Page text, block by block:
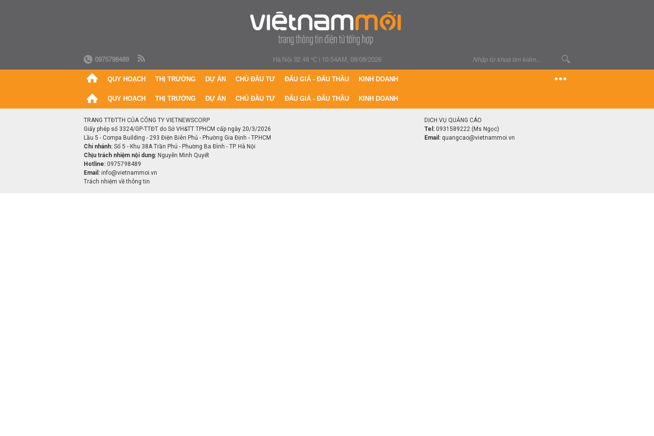
0975798489 Hà Nội 32.48 °C| 10:54AM, 08/08/2026
QUY HOẠCH THỊ TRƯỜNG DỰ ÁN CHỦ ĐẦU TƯ ĐẤU GIÁ - ĐẤU THẦU KINH DOANH
QUY HOẠCH THỊ TRƯỜNG DỰ ÁN CHỦ ĐẦU TƯ ĐẤU GIÁ - ĐẤU THẦU KINH DOANH
TRANG TTĐTTH CỦA CÔNG TY VIETNEWSCORP
Giấy phép số 3324/GP-TTĐT do Sở VH&TT TPHCM cấp ngày 20/3/2026
Lầu 5 - Compa Building - 293 Điện Biên Phủ - Phường Gia Định - TP.HCM
Chi nhánh: Số 5 - Khu 38A Trần Phú - Phường Ba Đình - TP. Hà Nội
Chịu trách nhiệm nội dung: Nguyễn Minh Quyết
Hotline: 0975798489
Email: info@vietnammoi.vn
Trách nhiệm về thông tin
DỊCH VỤ QUẢNG CÁO
Tel: 0931589222 (Ms Ngọc)
Email: quangcao@vietnammoi.vn